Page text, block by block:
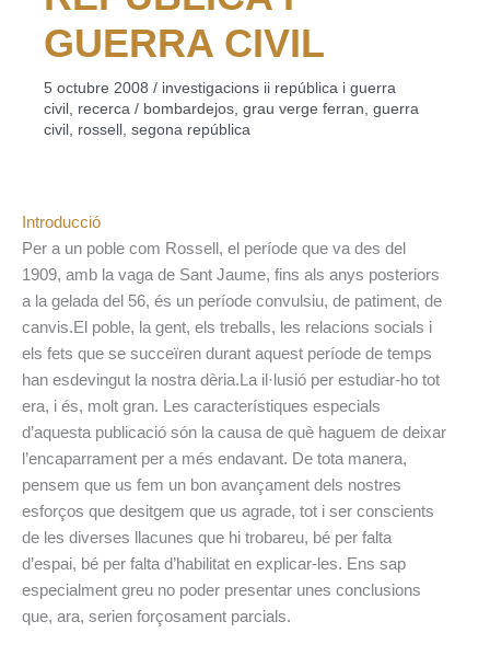
GUERRA CIVIL
5 octubre 2008 / investigacions ii república i guerra
civil , recerca / bombardejos, grau verge ferran, guerra
civil , rossell , segona república
Introducció
Per a un poble com Rossell, el període que va des del
1909, amb la vaga de Sant Jaume, fins als anys posteriors
a la gelada del 56, és un període convulsiu, de patiment, de
canvis.El poble, la gent, els treballs, les relacions socials i
els fets que se succeïren durant aquest període de temps
han esdevingut la nostra dèria.La il·lusió per estudiar-ho tot
era, i és, molt gran. Les característiques especials
d’aquesta publicació són la causa de què haguem de deixar
l’encaparrament per a més endavant. De tota manera,
pensem que us fem un bon avançament dels nostres
esforços que desitgem que us agrade, tot i ser conscients
de les diverses llacunes que hi trobareu, bé per falta
d’espai, bé per falta d’habilitat en explicar-les. Ens sap
especialment greu no poder presentar unes conclusions
que, ara, serien forçosament parcials.